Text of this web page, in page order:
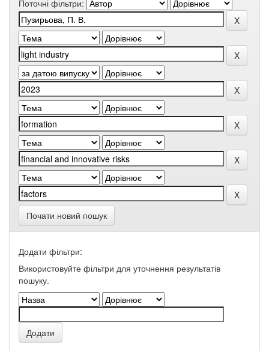
Поточні фільтри:
Почати новий пошук
Додати фільтри:
Використовуйте фільтри для уточнення результатів
пошуку.